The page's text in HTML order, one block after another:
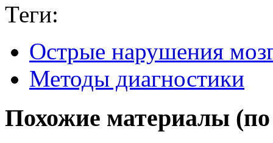
Теги:
Острые нарушения
Методы диагностики
Похожие материалы (по